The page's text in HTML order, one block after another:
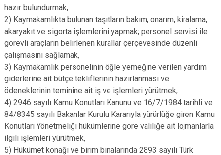
hazır bulundurmak,
2) Kaymakamlıkta bulunan taşıtların bakım, onarım, kiralama,
akaryakıt ve sigorta işlemlerini yapmak; personel servisi ile
görevli araçların belirlenen kurallar çerçevesinde düzenli
çalışmasını sağlamak,
3) Kaymakamlık personelinin öğle yemeğine verilen yardım
giderlerine ait bütçe tekliflerinin hazırlanması ve
ödeneklerinin teminine ait iş ve işlemleri yürütmek,
4) 2946 sayılı Kamu Konutları Kanunu ve 16/7/1984 tarihli ve
84/8345 sayılı Bakanlar Kurulu Kararıyla yürürlüğe giren Kamu
Konutları Yönetmeliği hükümlerine göre valiliğe ait lojmanlarla
ilgili işlemleri yürütmek,
5) Hükümet konağı ve birim binalarında 2893 sayılı Türk